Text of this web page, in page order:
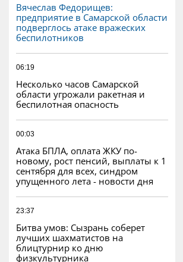
Вячеслав Федорищев:
предприятие в Самарской области
подверглось атаке вражеских
беспилотников
06:19
Несколько часов Самарской
области угрожали ракетная и
беспилотная опасность
00:03
Атака БПЛА, оплата ЖКУ по-
новому, рост пенсий, выплаты к 1
сентября для всех, синдром
упущенного лета - новости дня
23:37
Битва умов: Сызрань соберет
лучших шахматистов на
блицтурнир ко дню
физкультурника